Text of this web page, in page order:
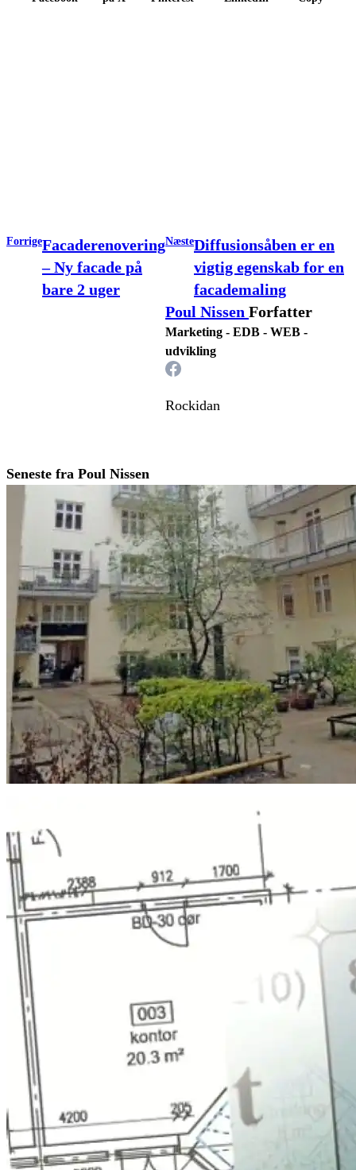
ForrigeFacaderenovering
– Ny facade på
bare 2 uger
NæsteDiffusionsåben er en
vigtig egenskab for en
facademaling
Poul Nissen Forfatter
Marketing - EDB - WEB -
udvikling
Rockidan
Seneste fra Poul Nissen